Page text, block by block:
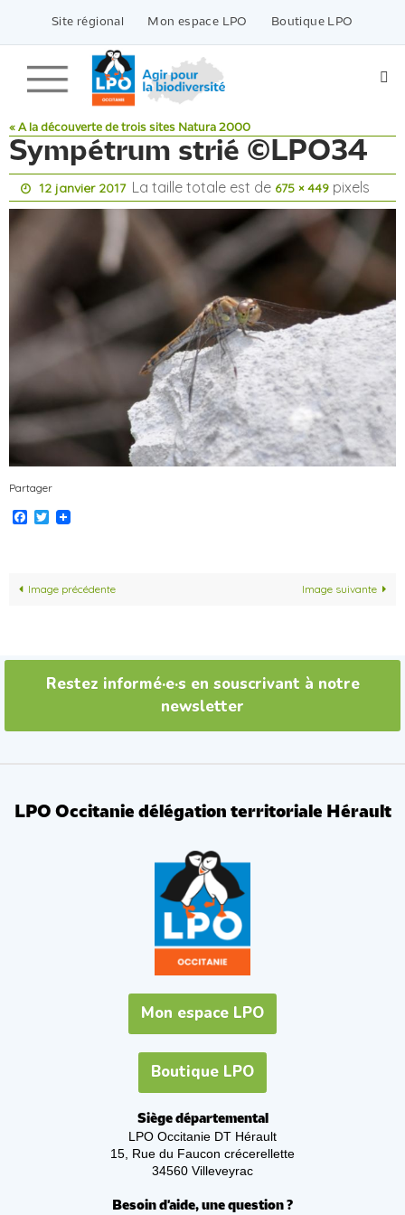
contenu
Site régional Mon espace LPO Boutique LPO
« A la découverte de trois sites Natura 2000
Sympétrum strié ©LPO34
12 janvier 2017 La taille totale est de 675 × 449 pixels
Partager
Facebook
Twitter
Image précédente Image suivante
Restez informé·e·s en souscrivant à notre
newsletter
LPO Occitanie délégation territoriale Hérault
Mon espace LPO
Boutique LPO
Siège départemental
LPO Occitanie DT Hérault
15, Rue du Faucon crécerellette
34560 Villeveyrac
Besoin d'aide, une question ?